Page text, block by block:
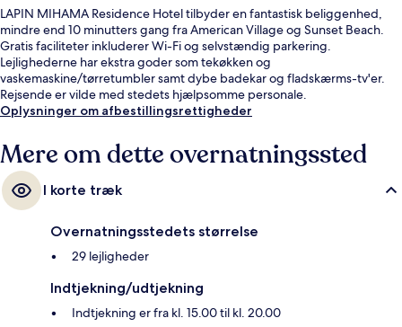
LAPIN MIHAMA Residence Hotel tilbyder en fantastisk beliggenhed,
mindre end 10 minutters gang fra American Village og Sunset Beach.
Gratis faciliteter inkluderer Wi-Fi og selvstændig parkering.
Lejlighederne har ekstra goder som tekøkken og
vaskemaskine/tørretumbler samt dybe badekar og fladskærms-tv'er.
Rejsende er vilde med stedets hjælpsomme personale.
Oplysninger om afbestillingsrettigheder
Mere om dette overnatningssted
I korte træk
Overnatningsstedets størrelse
29 lejligheder
Indtjekning/udtjekning
Indtjekning er fra kl. 15.00 til kl. 20.00